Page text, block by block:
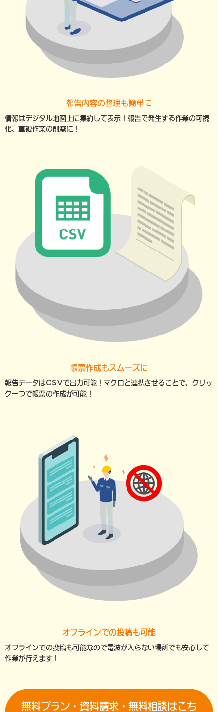
報告内容の整理も簡単に
情報はデジタル地図上に集約して表示！報告で発生する作業の可視
化、重複作業の削減に！
帳票作成もスムーズに
報告データはCSVで出力可能！マクロと連携させることで、クリッ
ク一つで帳票の作成が可能！
オフラインでの投稿も可能
オフラインでの投稿も可能なので電波が入らない場所でも安心して
作業が行えます！
無料プラン・資料請求・無料相談はこち